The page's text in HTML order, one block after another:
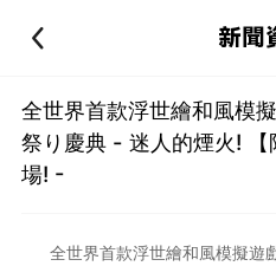
新聞
全世界首款浮世繪和風模
祭り慶典 - 迷人的煙火!
場! -
全世界首款浮世繪和風模擬遊